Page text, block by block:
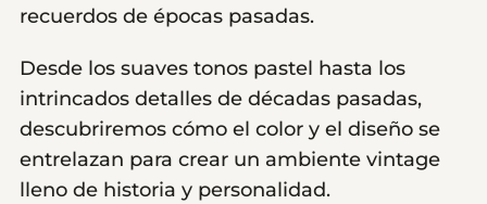
recuerdos de épocas pasadas.
Desde los suaves tonos pastel hasta los
intrincados detalles de décadas pasadas,
descubriremos cómo el color y el diseño se
entrelazan para crear un ambiente vintage
lleno de historia y personalidad.